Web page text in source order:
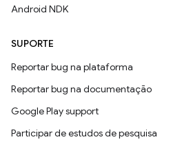
Android NDK
SUPORTE
Reportar bug na plataforma
Reportar bug na documentação
Google Play support
Participar de estudos de pesquisa